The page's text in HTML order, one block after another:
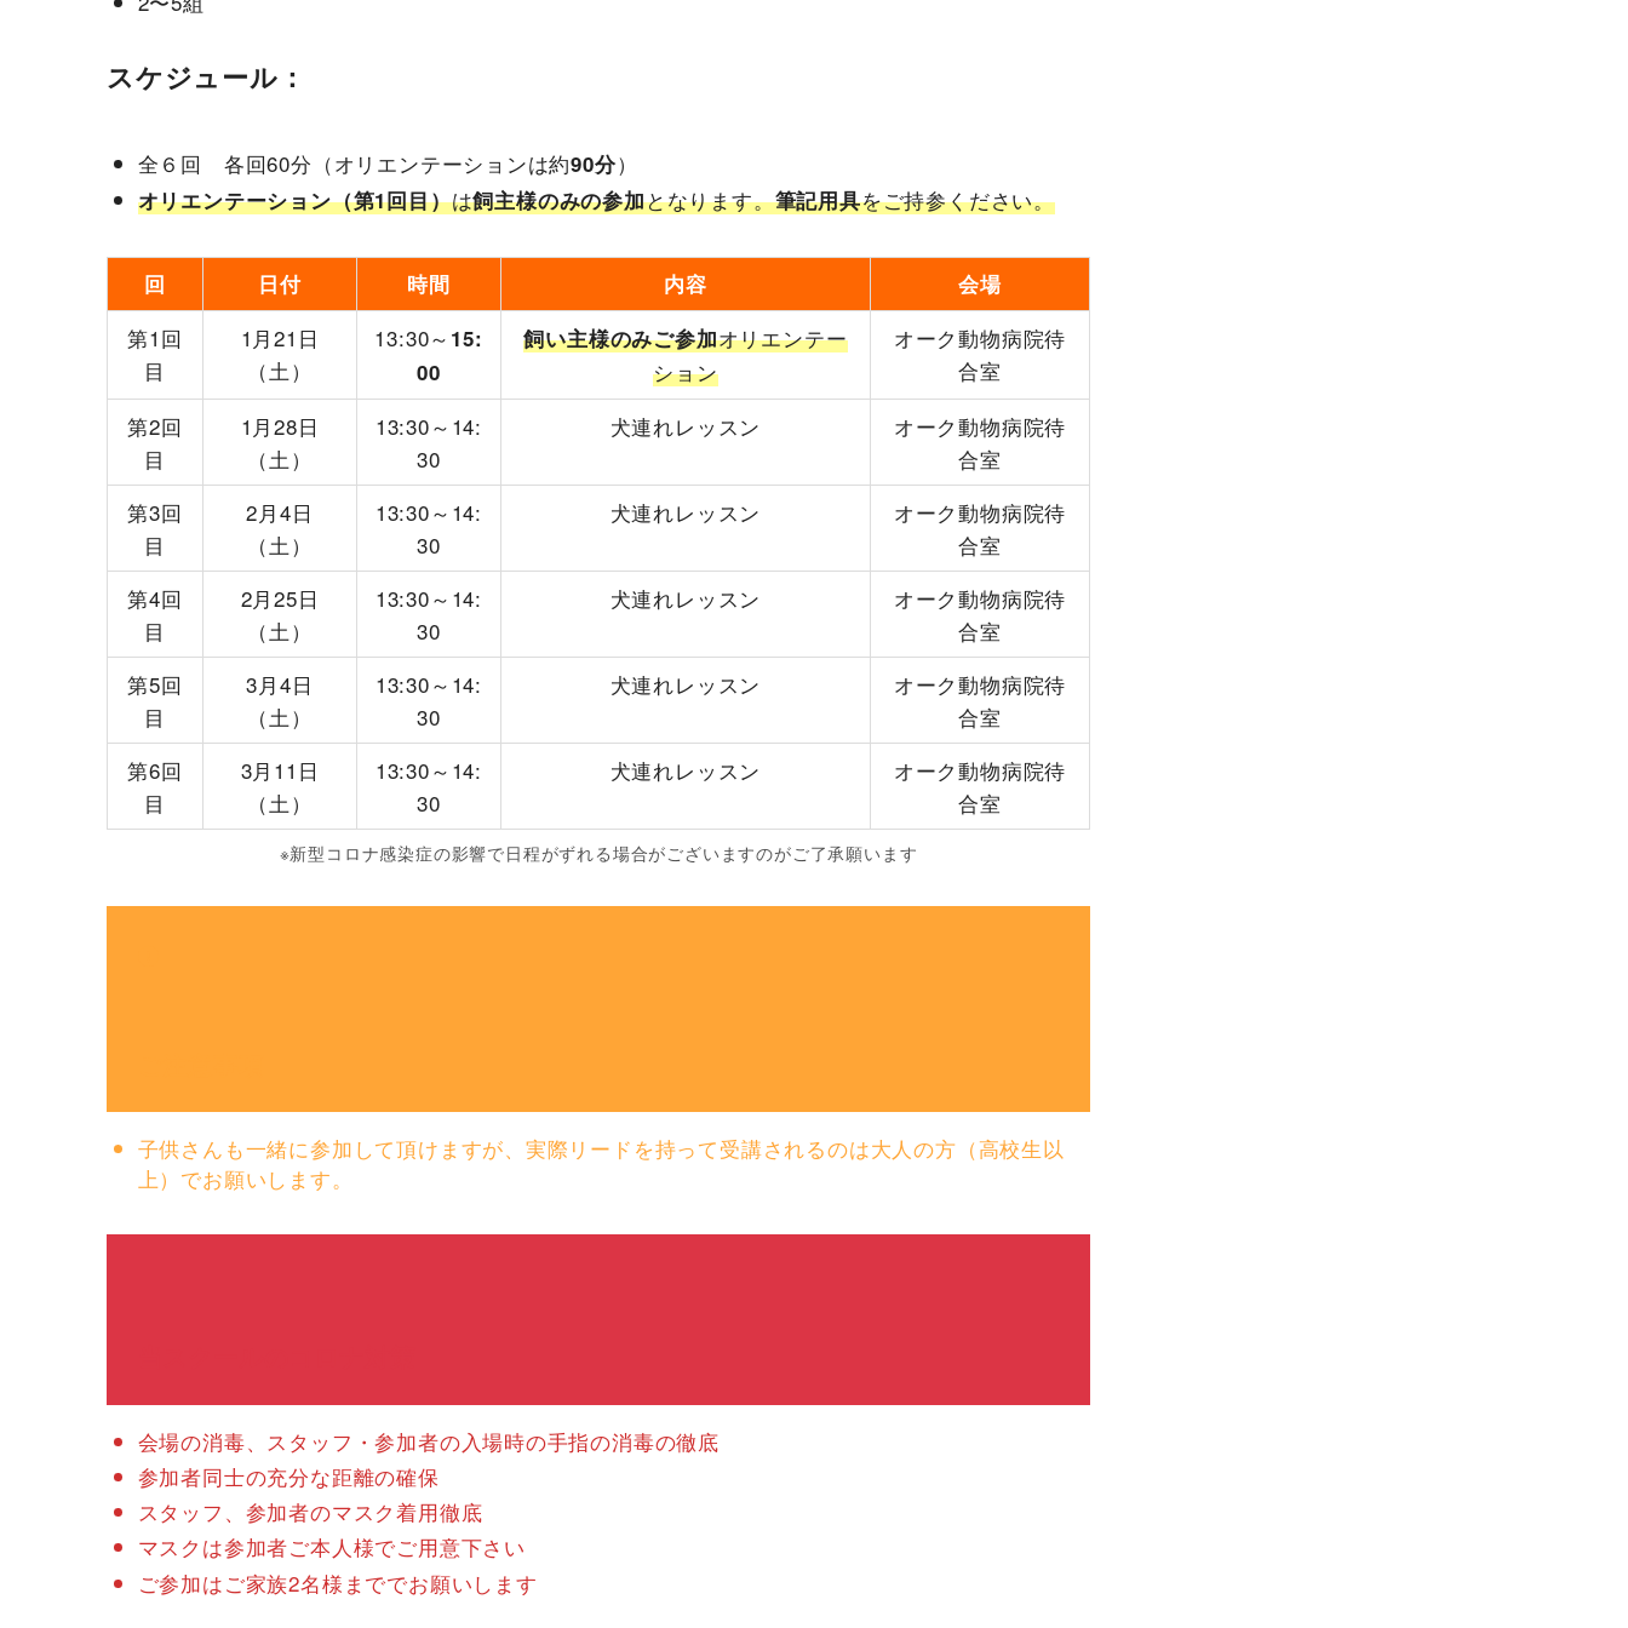
スケジュール：
全６回 各回60分（オリエンテーションは約90分）
オリエンテーション（第1回目）は飼主様のみの参加となります。筆記用具をご持参ください。
回 日付 時間 内容 会場
第1回
目
1月21日
（土）
13:30～ 15:
00
飼い主様のみご参加オリエンテー
ション
オーク動物病院待
合室
第2回
目
1月28日
（土）
13:30～14:
30
犬連れレッスン
オーク動物病院待
合室
第3回
目
2月4日
（土）
13:30～14:
30
犬連れレッスン
オーク動物病院待
合室
第4回
目
2月25日
（土）
13:30～14:
30
犬連れレッスン
オーク動物病院待
合室
第5回
目
3月4日
（土）
13:30～14:
30
犬連れレッスン
オーク動物病院待
合室
第6回
目
3月11日
（土）
13:30～14:
30
犬連れレッスン
オーク動物病院待
合室
※新型コロナ感染症の影響で日程がずれる場合がございますのがご了承願います
子供さんも一緒に参加して頂けますが、実際リードを持って受講されるのは大人の方（高校生以
上）でお願いします。
会場の消毒、スタッフ・参加者の入場時の手指の消毒の徹底
参加者同士の充分な距離の確保
スタッフ、参加者のマスク着用徹底
マスクは参加者ご本人様でご用意下さい
ご参加はご家族2名様まででお願いします